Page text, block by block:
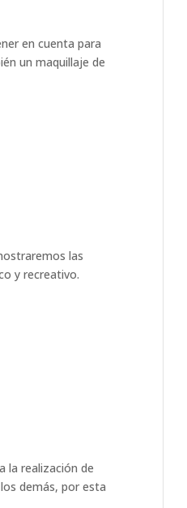
en cuenta para
un maquillaje de
las
y recreativo.
la realización de
demás, por esta